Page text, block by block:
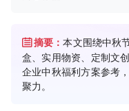
摘要：本文围绕中秋
盒、实用物资、定制文
企业中秋福利方案参考
聚力。